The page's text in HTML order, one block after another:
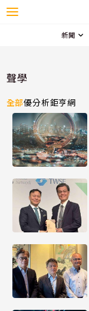
新聞
聲學
全部優分析鉅亨網